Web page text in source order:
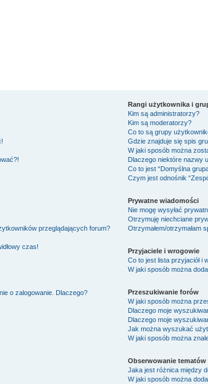
przeglądających forum?
czas!
o zalogowanie. Dlaczego?
Rangi użytkownika i
Kim są administratorzy?
Kim są moderatorzy?
Co to są grupy
Gdzie znajduje się spis
W jaki sposób można
Dlaczego niektóre nazwy
Co to jest “Domyślna
Czym jest odnośnik
Prywatne wiadomości
Nie mogę wysyłać
Otrzymuję niechciane
Otrzymałem/otrzymałam
Przyjaciele i wrogowie
Co to jest lista przyjaciół i
W jaki sposób można
Przeszukiwanie forów
W jaki sposób można
Dlaczego moje
Dlaczego moje
Jak można wyszukać
W jaki sposób można
Obserwowanie tematów
Jaka jest różnica między
W jaki sposób można